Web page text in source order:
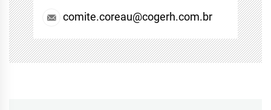
comite.coreau@cogerh.com.br